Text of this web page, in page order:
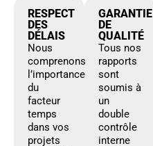
RESPECT
DES
DÉLAIS
Nous
comprenons
l’importance
du
facteur
temps
dans vos
projets
GARANTIE
DE
QUALITÉ
Tous nos
rapports
sont
soumis à
un
double
contrôle
interne